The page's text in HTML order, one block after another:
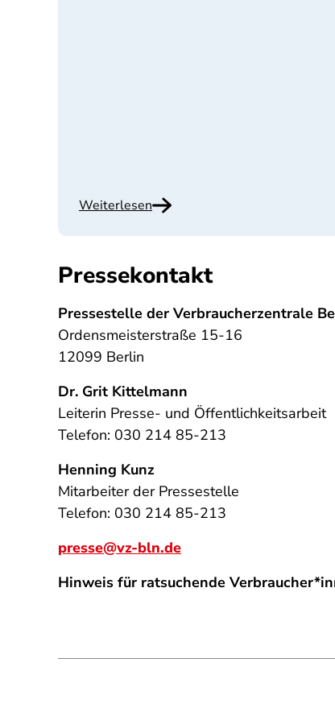
Weiterlesen
Pressekontakt
Pressestelle der Verbraucherzentrale
Ordensmeisterstraße 15-16
12099 Berlin
Dr. Grit Kittelmann
Leiterin Presse- und Öffentlichkeitsarbeit
Telefon: 030 214 85-213
Henning Kunz
Mitarbeiter der Pressestelle
Telefon: 030 214 85-213
presse@vz-bln.de
Hinweis für ratsuchende